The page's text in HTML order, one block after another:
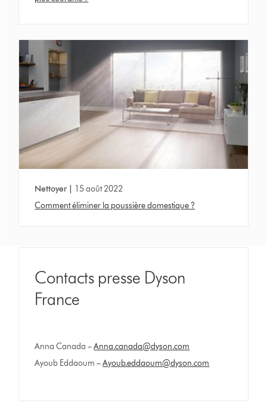
Nettoyer |
15 août 2022
Comment éliminer la poussière domestique ?
Contacts presse Dyson
France
Anna Canada –Anna.canada@dyson.com
Ayoub Eddaoum –Ayoub.eddaoum@dyson.com